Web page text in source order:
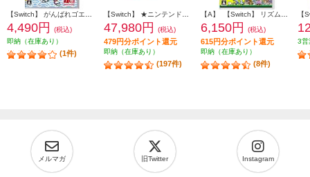
4,490円
(税込)
即納（在庫あり）
(1件)
47,980円 (税込)
479円分ポイント還元
即納（在庫あり）
(197件)
6,150円 (税込)
615円分ポイント還元
即納（在庫あり）
(8件)
3営
メルマガ 旧Twitter Instagram